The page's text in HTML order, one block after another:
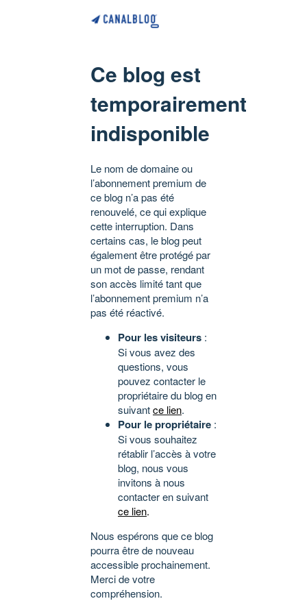
Ce blog est
temporairement
indisponible
Le nom de domaine ou
l’abonnement premium de
ce blog n’a pas été
renouvelé, ce qui explique
cette interruption. Dans
certains cas, le blog peut
également être protégé par
un mot de passe, rendant
son accès limité tant que
l’abonnement premium n’a
pas été réactivé.
Pour les visiteurs :
Si vous avez des
questions, vous
pouvez contacter le
propriétaire du blog en
suivantce lien.
Pour le propriétaire :
Si vous souhaitez
rétablir l’accès à votre
blog, nous vous
invitons à nous
contacter en suivant
ce lien.
Nous espérons que ce blog
pourra être de nouveau
accessible prochainement.
Merci de votre
compréhension.